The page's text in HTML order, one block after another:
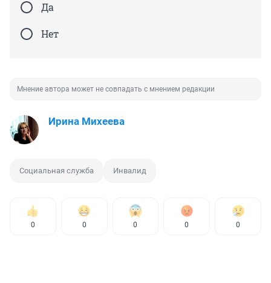
Да
Нет
Мнение автора может не совпадать с мнением редакции
Ирина Михеева
Социальная служба Инвалид
0 0 0 0 0